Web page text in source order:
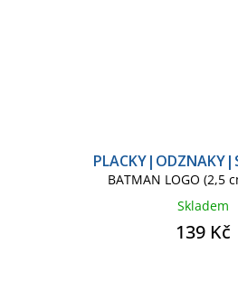
BATMAN LOGO (2,5
Skladem
139 Kč